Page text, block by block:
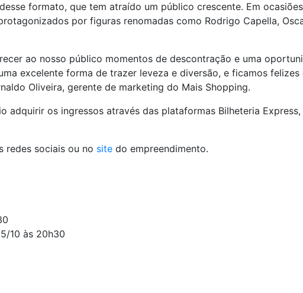
formato, que tem atraído um público crescente. Em
por figuras renomadas como Rodrigo Capella,
ao nosso público momentos de descontração e uma
excelente forma de trazer leveza e diversão, e ficamos
Oliveira, gerente de marketing do Mais Shopping.
adquirir os ingressos através das plataformas Bilheteria
redes sociais ou no site do empreendimento.
10 às 20h30